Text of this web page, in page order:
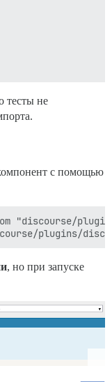
тесты не
с помощью
"discourse/
, но при запуске